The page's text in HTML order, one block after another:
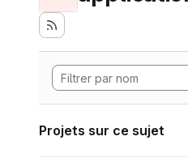
Projets sur ce sujet